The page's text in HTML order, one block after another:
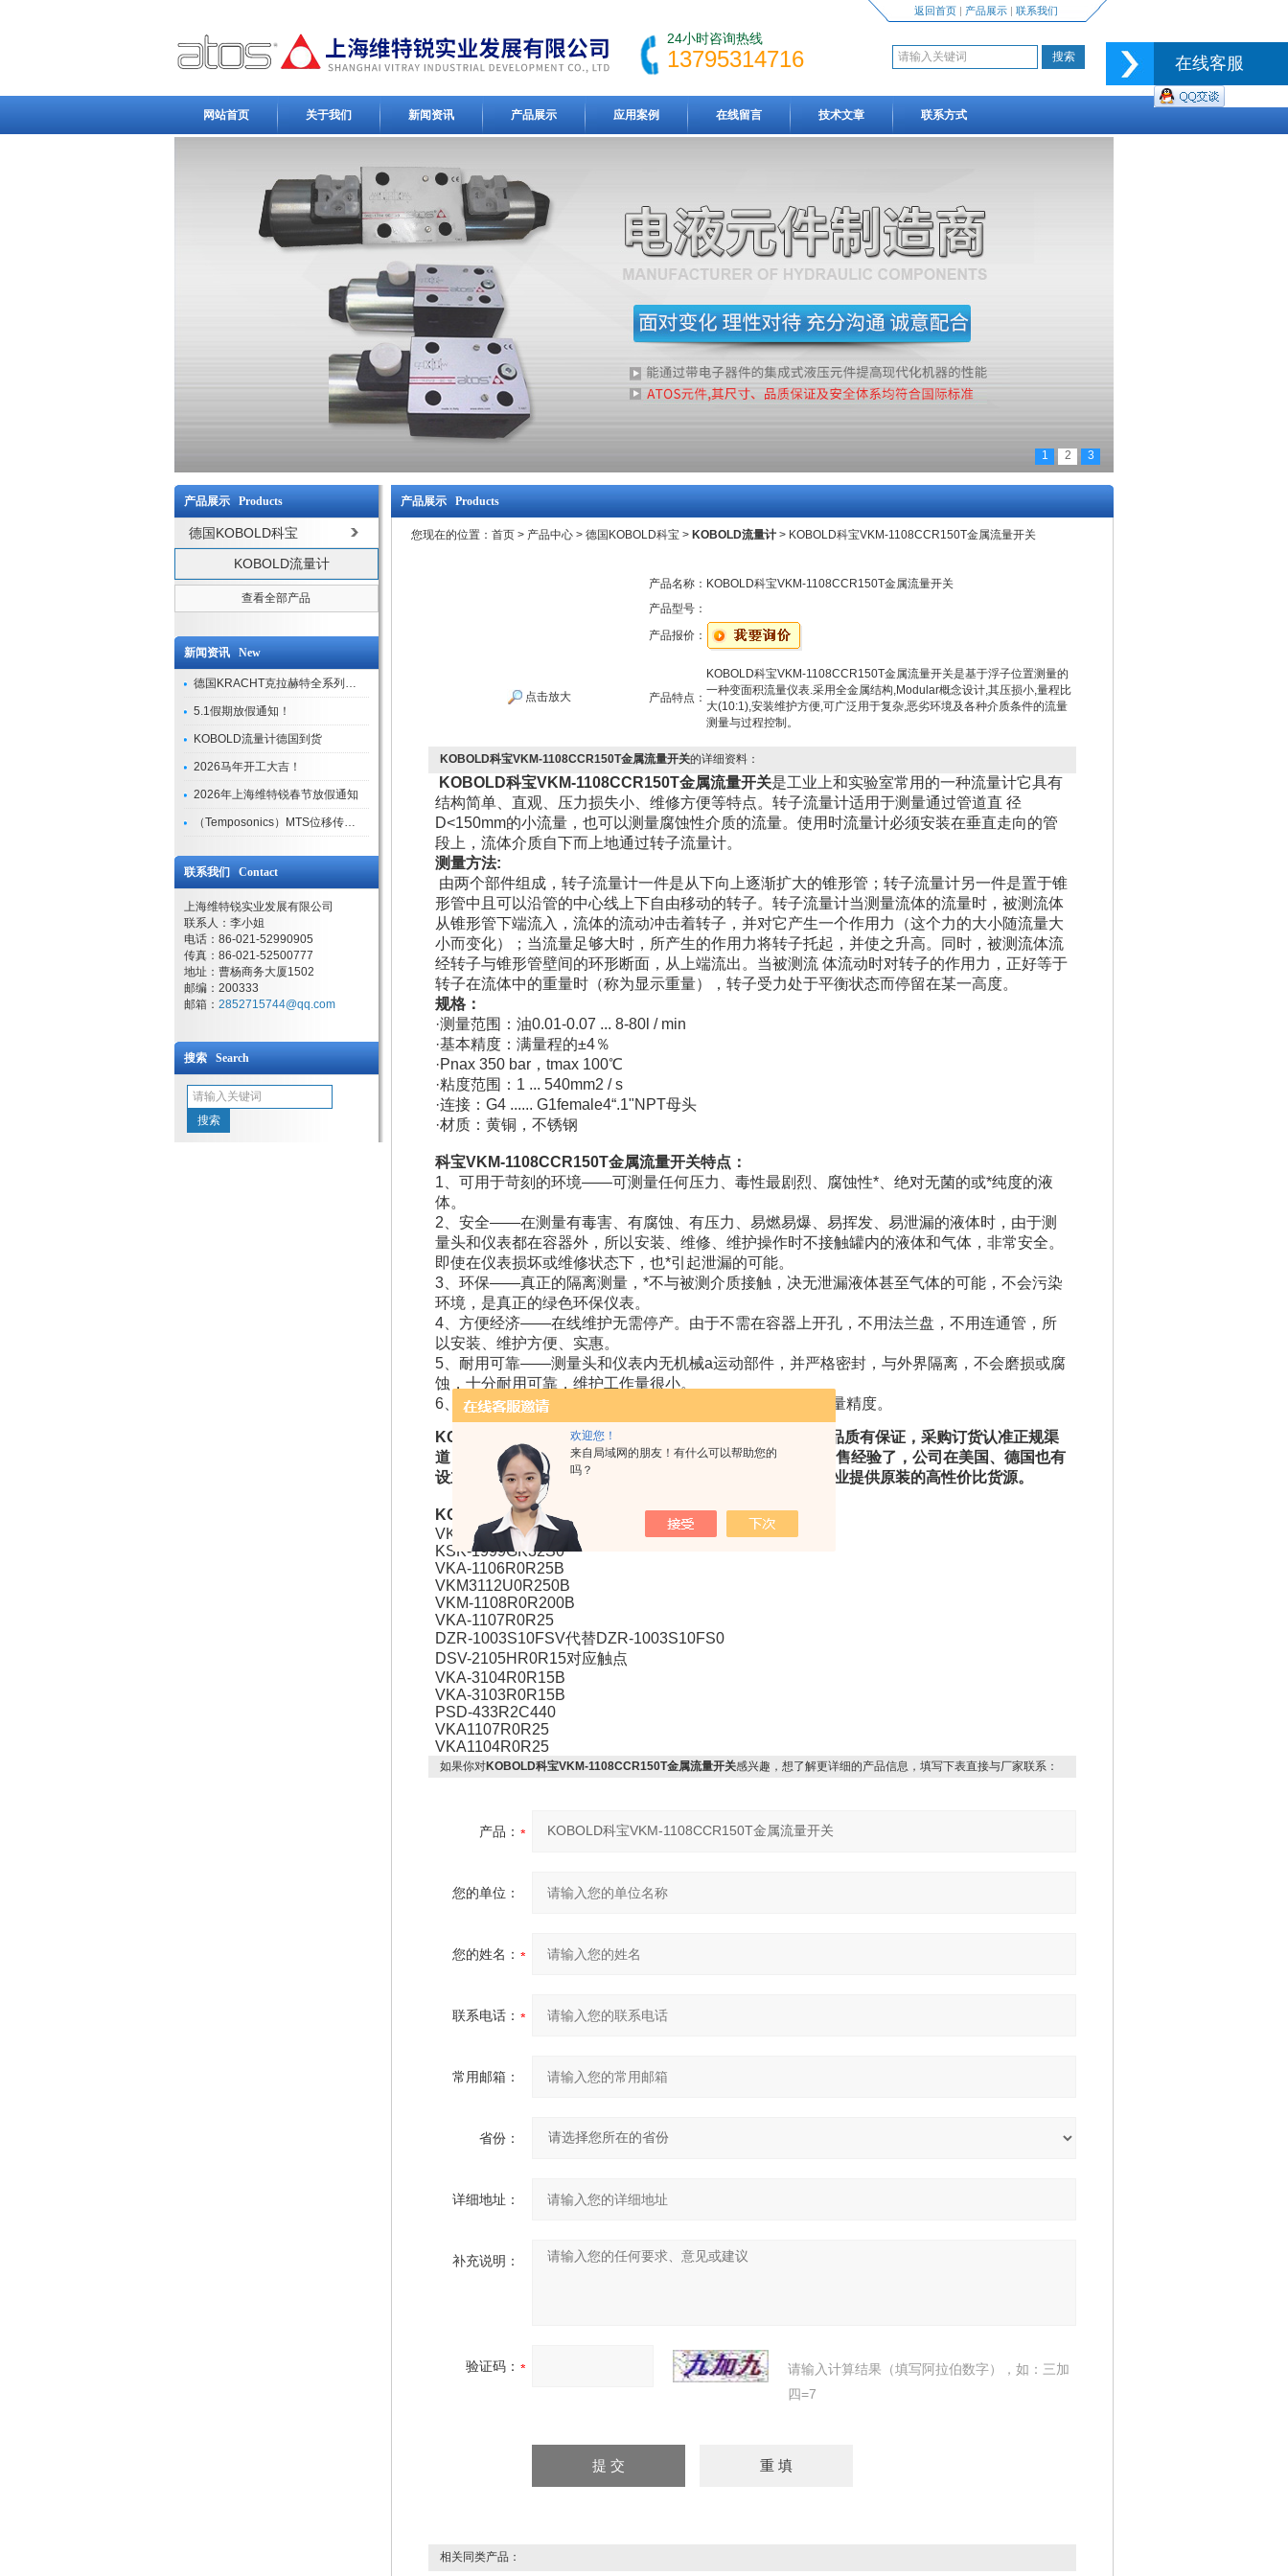
欢迎您！
来自局域网的朋友！有什么可以帮助您的
吗？
返回首页| 产品展示| 联系我们
24小时咨询热线
13795314716
网站首页 关于我们 新闻资讯 产品展示 应用案例 在线留言 技术文章 联系方式
1 2 3
产品展示 Products
德国KOBOLD科宝
KOBOLD流量计
查看全部产品
新闻资讯 New
德国KRACHT克拉赫特全系列现货库存
5.1假期放假通知！
KOBOLD流量计德国到货
2026马年开工大吉！
2026年上海维特锐春节放假通知
（Temposonics）MTS位移传感器现货库存型号
联系我们 Contact
上海维特锐实业发展有限公司
联系人：李小姐
电话：86-021-52990905
传真：86-021-52500777
地址：曹杨商务大厦1502
邮编：200333
邮箱： 2852715744@qq.com
搜索 Search
产品展示 Products
您现在的位置： 首页 > 产品中心 > 德国KOBOLD科宝 > KOBOLD流量计 > KOBOLD科宝VKM-1108CCR150T金属流量开关
点击放大
产品名称： KOBOLD科宝VKM-1108CCR150T金属流量开关
产品型号：
产品报价：
产品特点：
KOBOLD科宝VKM-1108CCR150T金属流量开关是基于浮子位置测量的
一种变面积流量仪表.采用全金属结构,Modular概念设计,其压损小,量程比
大(10:1),安装维护方便,可广泛用于复杂,恶劣环境及各种介质条件的流量
测量与过程控制。
KOBOLD科宝VKM-1108CCR150T金属流量开关的详细资料：
KOBOLD科宝VKM-1108CCR150T金属流量开关是工业上和实验室常用的一种流量计它具有
结构简单、直观、压力损失小、维修方便等特点。转子流量计适用于测量通过管道直 径
D<150mm的小流量，也可以测量腐蚀性介质的流量。使用时流量计必须安装在垂直走向的管
段上，流体介质自下而上地通过转子流量计。
测量方法:
由两个部件组成，转子流量计一件是从下向上逐渐扩大的锥形管；转子流量计另一件是置于锥
形管中且可以沿管的中心线上下自由移动的转子。转子流量计当测量流体的流量时，被测流体
从锥形管下端流入，流体的流动冲击着转子，并对它产生一个作用力（这个力的大小随流量大
小而变化）；当流量足够大时，所产生的作用力将转子托起，并使之升高。同时，被测流体流
经转子与锥形管壁间的环形断面，从上端流出。当被测流 体流动时对转子的作用力，正好等于
转子在流体中的重量时（称为显示重量），转子受力处于平衡状态而停留在某一高度。
规格：
·测量范围：油0.01-0.07 ... 8-80l / min
·基本精度：满量程的±4％
·Pnax 350 bar，tmax 100℃
·粘度范围：1 ... 540mm2 / s
·连接：G4 ...... G1female4“.1"NPT母头
·材质：黄铜，不锈钢
科宝VKM-1108CCR150T金属流量开关特点：
1、可用于苛刻的环境——可测量任何压力、毒性最剧烈、腐蚀性*、绝对无菌的或*纯度的液
体。
2、安全——在测量有毒害、有腐蚀、有压力、易燃易爆、易挥发、易泄漏的液体时，由于测
量头和仪表都在容器外，所以安装、维修、维护操作时不接触罐内的液体和气体，非常安全。
即使在仪表损坏或维修状态下，也*引起泄漏的可能。
3、环保——真正的隔离测量，*不与被测介质接触，决无泄漏液体甚至气体的可能，不会污染
环境，是真正的绿色环保仪表。
4、方便经济——在线维护无需停产。由于不需在容器上开孔，不用法兰盘，不用连通管，所
以安装、维护方便、实惠。
5、耐用可靠——测量头和仪表内无机械a运动部件，并严格密封，与外界隔离，不会磨损或腐
蚀，十分耐用可靠，维护工作量很小。
6、精确——外测液位仪不断地自动校准,永远保证最高的测量精度。
KOBOLD科宝VKM-1108CCR150T金属流量开关
工厂货源品质有保证，采购订货认准正规渠
道，上海维特锐公司在欧美工业品行业领域已经有19年的销售经验了，公司在美国、德国也有
设立自己的采购公司，维特锐公司致力于为国内大中小型企业提供原装的高性价比货源。
KOBOLD科宝金属流量开关型号：
VKP-2075AG3S 0461561
KSK-1999GK32S0
VKA-1106R0R25B
VKM3112U0R250B
VKM-1108R0R200B
VKA-1107R0R25
DZR-1003S10FSV代替DZR-1003S10FS0
DSV-2105HR0R15对应触点
VKA-3104R0R15B
VKA-3103R0R15B
PSD-433R2C440
VKA1107R0R25
VKA1104R0R25
如果你对KOBOLD科宝VKM-1108CCR150T金属流量开关感兴趣，想了解更详细的产品信息，填写下表直接与厂家联系：
产品：
您的单位：
您的姓名：
联系电话：
常用邮箱：
省份：
详细地址：
补充说明：
验证码：
请输入计算结果（填写阿拉伯数字），如：三加
四=7
相关同类产品：
在线客服